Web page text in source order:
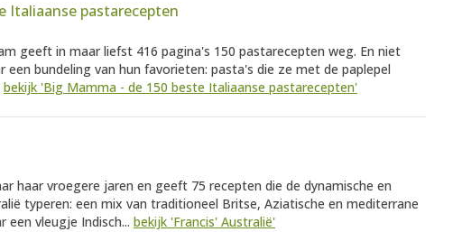
Italiaanse pastarecepten
geeft in maar liefst 416 pagina's 150 pastarecepten weg. En niet
bundeling van hun favorieten: pasta's die ze met de paplepel
bekijk 'Big Mamma - de 150 beste Italiaanse pastarecepten'
haar vroegere jaren en geeft 75 recepten die de dynamische en
typeren: een mix van traditioneel Britse, Aziatische en mediterrane
een vleugje Indisch... bekijk 'Francis' Australië'